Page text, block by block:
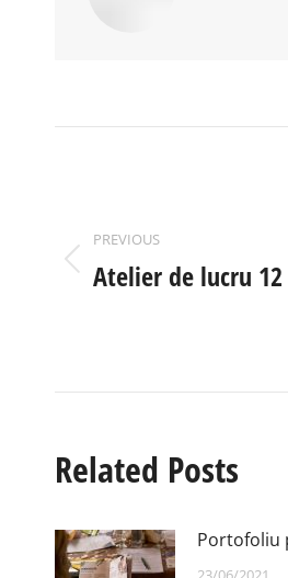
NAVIGATION
PREVIOUS
Previous
Atelier de lucru
Related Posts
Portofoliu